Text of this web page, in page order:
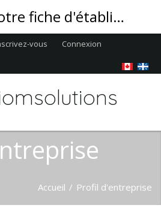
vous Connexion
Accueil / Profil d'entreprise
Amplifiez votre fiche d'établissement sur une carte et obtenez des clients locaux